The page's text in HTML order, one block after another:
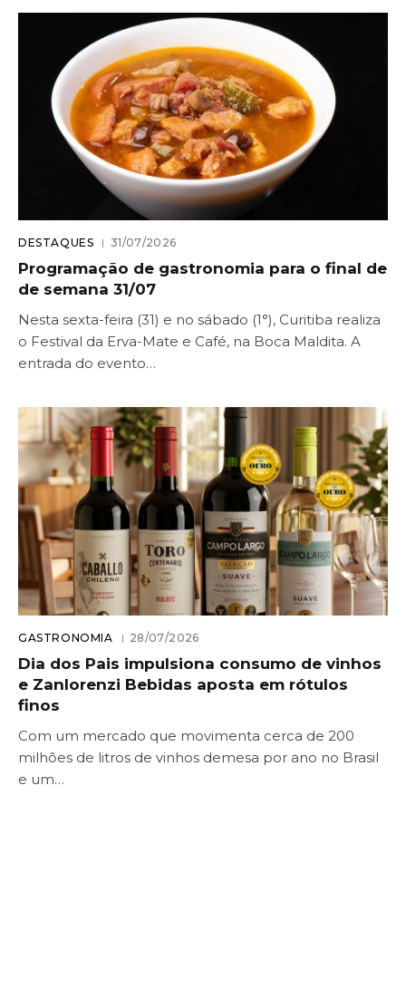
DESTAQUES 31/07/2026
Programação de gastronomia para o final de
de semana 31/07
Nesta sexta-feira (31) e no sábado (1°), Curitiba realiza
o Festival da Erva-Mate e Café, na Boca Maldita. A
entrada do evento…
GASTRONOMIA 28/07/2026
Dia dos Pais impulsiona consumo de vinhos
e Zanlorenzi Bebidas aposta em rótulos
finos
Com um mercado que movimenta cerca de 200
milhões de litros de vinhos demesa por ano no Brasil
e um…